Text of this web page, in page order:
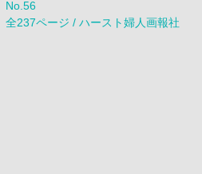
No.56
全237ページ / ハースト婦人画報社